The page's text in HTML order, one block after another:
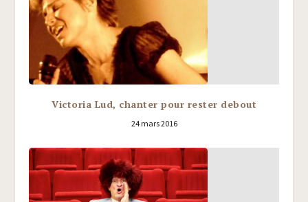
Victoria Lud, chanter pour rester debout
24 mars 2016